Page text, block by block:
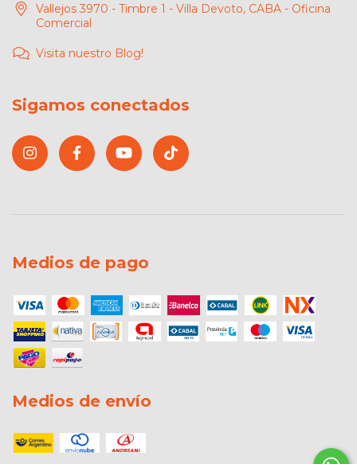
Vallejos 3970 - Timbre 1 - Villa Devoto, CABA - Oficina
Comercial
Visita nuestro Blog!
Sigamos conectados
Medios de pago
Medios de envío